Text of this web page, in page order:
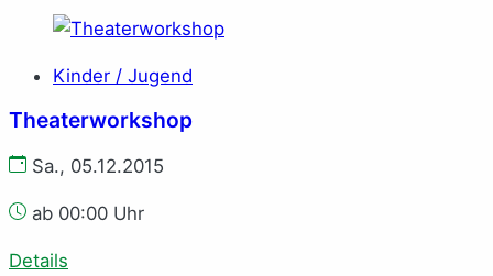
Kinder / Jugend
Theaterworkshop
Sa., 05.12.2015
ab 00:00 Uhr
Details